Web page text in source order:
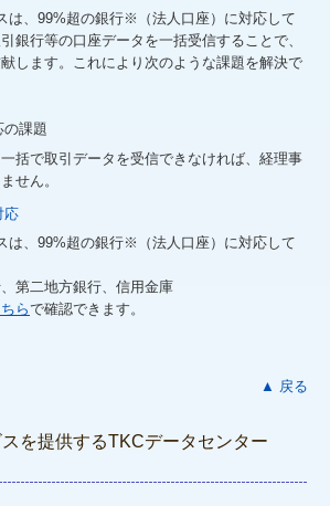
は、99%超の銀行※（法人口座）に対応して
銀行等の口座データを一括受信することで、
します。これにより次のような課題を解決で
括で取引データを受信できなければ、経理事
せん。
は、99%超の銀行※（法人口座）に対応して
第二地方銀行、信用金庫
らで確認できます。
▲ 戻る
を提供するTKCデータセンター